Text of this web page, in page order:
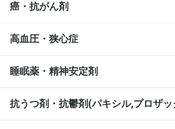
癌・抗がん剤
高血圧・狭心症
睡眠薬・精神安定剤
抗うつ剤・抗鬱剤(パキシル,プロザ